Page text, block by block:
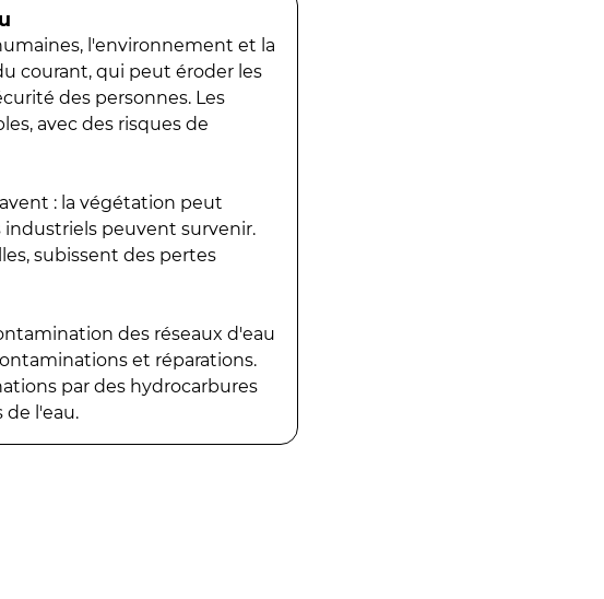
l'environnement et la
courant, qui peut éroder les
des personnes. Les
avec des risques de
: la végétation peut
peuvent survenir.
subissent des pertes
des réseaux d'eau
et réparations.
par des hydrocarbures
de l'eau.